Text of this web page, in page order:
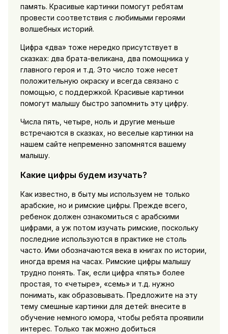
память. Красивые картинки помогут ребятам
провести соответствия с любимыми героями
волшебных историй.
Цифра «два» тоже нередко присутствует в
сказках: два брата-великана, два помощника у
главного героя и т.д. Это число тоже несет
положительную окраску и всегда связано с
помощью, с поддержкой. Красивые картинки
помогут малышу быстро запомнить эту цифру.
Числа пять, четыре, ноль и другие меньше
встречаются в сказках, но веселые картинки на
нашем сайте непременно запомнятся вашему
малышу.
Какие цифры будем изучать?
Как известно, в быту мы используем не только
арабские, но и римские цифры. Прежде всего,
ребенок должен ознакомиться с арабскими
цифрами, а уж потом изучать римские, поскольку
последние используются в практике не столь
часто. Ими обозначаются века в книгах по истории,
иногда время на часах. Римские цифры малышу
трудно понять. Так, если цифра «пять» более
простая, то «четыре», «семь» и т.д. нужно
понимать, как образовывать. Предложите на эту
тему смешные картинки для детей: внесите в
обучение немного юмора, чтобы ребята проявили
интерес. Только так можно добиться